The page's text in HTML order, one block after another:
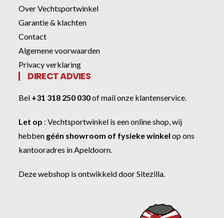
Over Vechtsportwinkel
Garantie & klachten
Contact
Algemene voorwaarden
Privacy verklaring
DIRECT ADVIES
Bel +31 318 250 030ofmail onze klantenservice.
Let op :Vechtsportwinkel is een online shop, wij
hebben géén showroom of fysieke winkel op ons
kantooradres in Apeldoorn.
Deze webshop is ontwikkeld doorSitezilla.